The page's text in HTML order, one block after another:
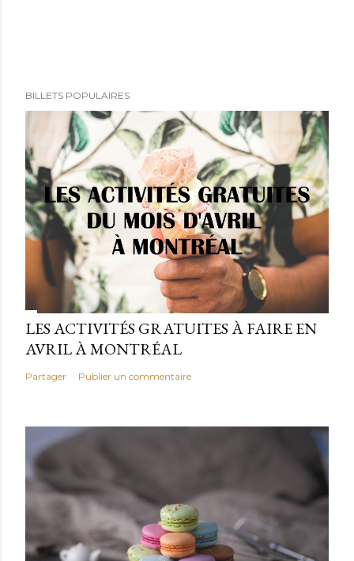
BILLETS POPULAIRES
LES ACTIVITÉS GRATUITES À FAIRE EN
AVRIL À MONTRÉAL
Partager Publier un commentaire